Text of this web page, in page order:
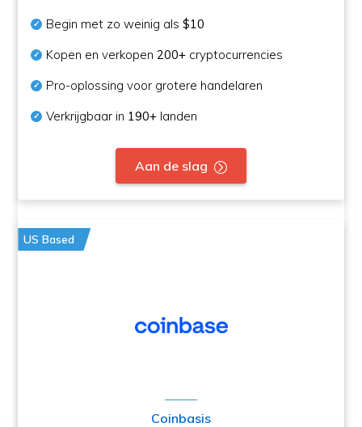
Begin met zo weinig als$10
Kopen en verkopen200+ cryptocurrencies
Pro-oplossing voor grotere handelaren
Verkrijgbaar in 190+ landen
Aan de slag
US Based
Coinbasis